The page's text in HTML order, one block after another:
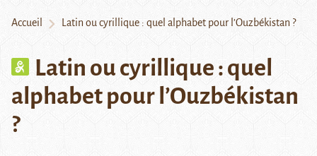
Accueil Latin ou cyrillique : quel alphabet pour l’Ouzbékistan ?
Latin ou cyrillique : quel
alphabet pour l’Ouzbékistan
?